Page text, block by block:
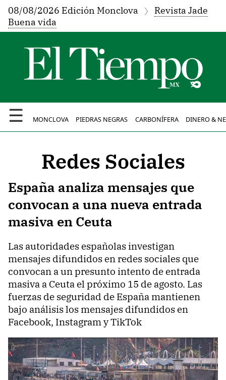
08/08/2026 Edición Monclova
Revista Jade
Buena vida
☰ MONCLOVA PIEDRAS NEGRAS CARBONÍFERA DINERO &
Redes Sociales
España analiza mensajes que
convocan a una nueva entrada
masiva en Ceuta
Las autoridades españolas investigan
mensajes difundidos en redes sociales que
convocan a un presunto intento de entrada
masiva a Ceuta el próximo 15 de agosto. Las
fuerzas de seguridad de España mantienen
bajo análisis los mensajes difundidos en
Facebook, Instagram y TikTok